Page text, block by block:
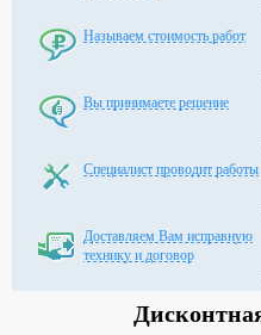
Называем стоимость работ
Вы принимаете решение
Специалист проводит работы
Доставляем Вам исправную
технику и договор